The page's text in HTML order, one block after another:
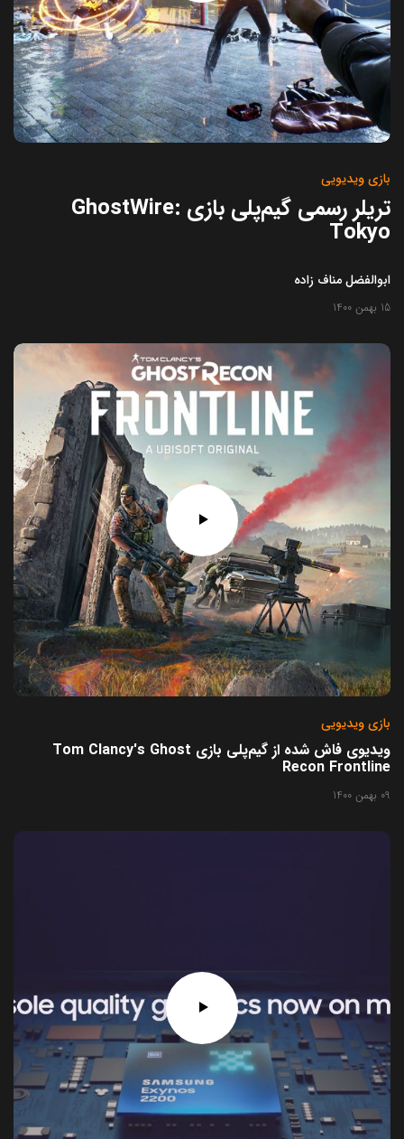
بازی ویدیویی
تریلر رسمی گیم‌پلی بازی GhostWire:
Tokyo‌
ابوالفضل مناف زاده
15 بهمن 1400
بازی ویدیویی
ویدیوی فاش شده از گیم‌پلی بازی Tom Clancy's Ghost
Recon Frontline
09 بهمن 1400